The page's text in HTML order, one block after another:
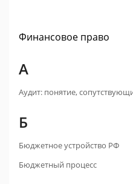
Финансовое право
А
Аудит: понятие,
Б
Бюджетное устройство РФ
Бюджетный процесс